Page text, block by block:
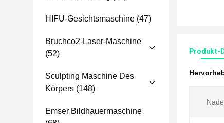
HIFU-Gesichtsmaschine (47)
Bruchco2-Laser-Maschine
(52)
Sculpting Maschine Des
Körpers (148)
Emser Bildhauermaschine
Produkt-